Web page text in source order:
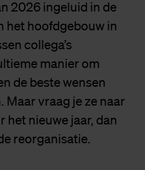
2026 ingeluid in de
het hoofdgebouw in
collega’s
manier om
de beste wensen
Maar vraag je ze naar
nieuwe jaar, dan
reorganisatie.